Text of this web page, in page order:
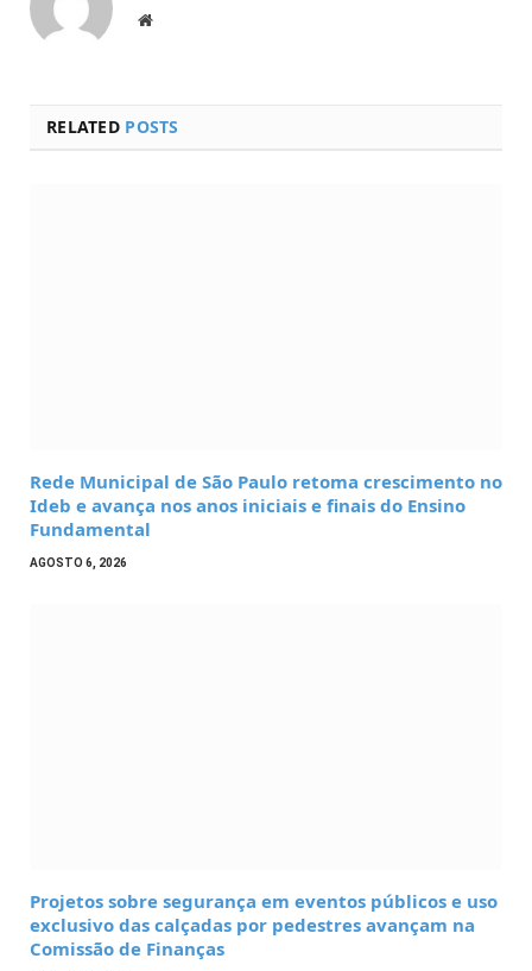
Website
RELATED POSTS
Rede Municipal de São Paulo retoma crescimento no
Ideb e avança nos anos iniciais e finais do Ensino
Fundamental
AGOSTO 6, 2026
Projetos sobre segurança em eventos públicos e uso
exclusivo das calçadas por pedestres avançam na
Comissão de Finanças